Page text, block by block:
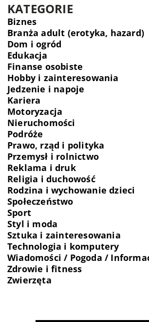
KATEGORIE
Biznes
Branża adult (erotyka, hazard)
Dom i ogród
Edukacja
Finanse osobiste
Hobby i zainteresowania
Jedzenie i napoje
Kariera
Motoryzacja
Nieruchomości
Podróże
Prawo, rząd i polityka
Przemysł i rolnictwo
Reklama i druk
Religia i duchowość
Rodzina i wychowanie dzieci
Społeczeństwo
Sport
Styl i moda
Sztuka i zainteresowania
Technologia i komputery
Wiadomości / Pogoda /
Zdrowie i fitness
Zwierzęta